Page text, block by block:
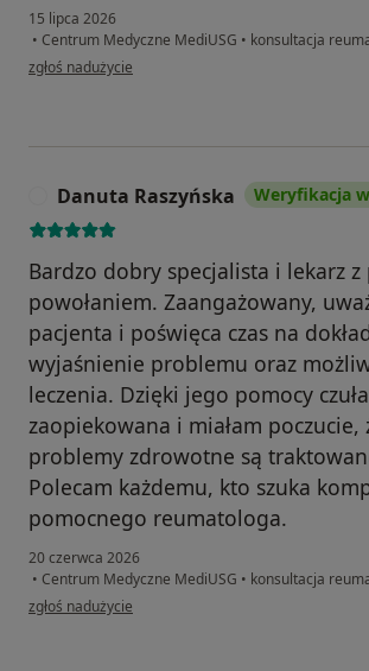
15 lipca 2026
• Centrum Medyczne MediUSG • konsultacja
w opinii użytkownika Dorota
zgłoś nadużycie
Danuta Raszyńska Weryfikacja
Bardzo dobry specjalista i lekarz
powołaniem. Zaangażowany,
pacjenta i poświęca czas na
wyjaśnienie problemu oraz
leczenia. Dzięki jego pomocy
zaopiekowana i miałam poczucie,
problemy zdrowotne są
Polecam każdemu, kto szuka
pomocnego reumatologa.
20 czerwca 2026
• Centrum Medyczne MediUSG • konsultacja
w opinii użytkownika Danuta Raszyńska
zgłoś nadużycie